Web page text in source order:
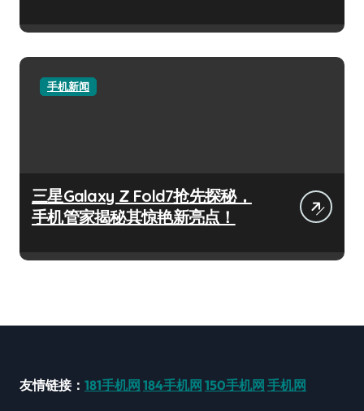
手机新闻
三星Galaxy Z Fold7抢先探秘，
手机管家揭秘其惊艳新亮点！
友情链接： 181手机网 184手机网 150手机网 手机网